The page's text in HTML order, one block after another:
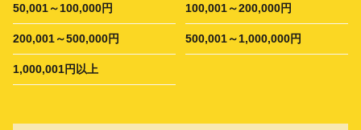
50,001～100,000円 100,001～200,000円
200,001～500,000円 500,001～1,000,000円
1,000,001円以上